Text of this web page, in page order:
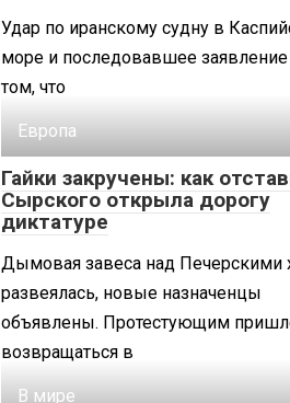
Удар по иранскому судну в
море и последовавшее
том, что
Европа
Гайки закручены: как
Сырского открыла дорогу
диктатуре
Дымовая завеса над Печерскими
развеялась, новые назначенцы
объявлены. Протестующим
возвращаться в
В мире